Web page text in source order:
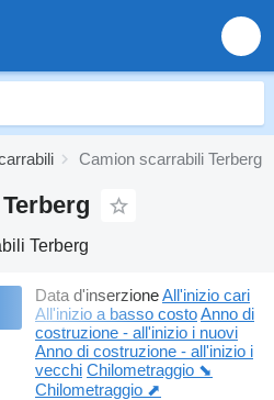
Camion scarrabili Terberg
Terberg
Data d'inserzioneAll'inizio cari
All'inizio a basso costoAnno di
costruzione - all'inizio i nuovi
Anno di costruzione - all'inizio i
vecchi Chilometraggio ⬊
Chilometraggio ⬈